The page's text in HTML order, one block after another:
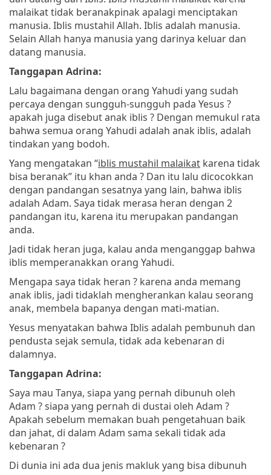
malaikat tidak beranakpinak apalagi menciptakan
manusia. Iblis mustahil Allah. Iblis adalah manusia.
Selain Allah hanya manusia yang darinya keluar dan
datang manusia.
Tanggapan Adrina:
Lalu bagaimana dengan orang Yahudi yang sudah
percaya dengan sungguh-sungguh pada Yesus ?
apakah juga disebut anak iblis ? Dengan memukul rata
bahwa semua orang Yahudi adalah anak iblis, adalah
tindakan yang bodoh.
Yang mengatakan “iblis mustahil malaikat karena tidak
bisa beranak” itu khan anda ? Dan itu lalu dicocokkan
dengan pandangan sesatnya yang lain, bahwa iblis
adalah Adam. Saya tidak merasa heran dengan 2
pandangan itu, karena itu merupakan pandangan
anda.
Jadi tidak heran juga, kalau anda menganggap bahwa
iblis memperanakkan orang Yahudi.
Mengapa saya tidak heran ? karena anda memang
anak iblis, jadi tidaklah mengherankan kalau seorang
anak, membela bapanya dengan mati-matian.
Yesus menyatakan bahwa Iblis adalah pembunuh dan
pendusta sejak semula, tidak ada kebenaran di
dalamnya.
Tanggapan Adrina:
Saya mau Tanya, siapa yang pernah dibunuh oleh
Adam ? siapa yang pernah di dustai oleh Adam ?
Apakah sebelum memakan buah pengetahuan baik
dan jahat, di dalam Adam sama sekali tidak ada
kebenaran ?
Di dunia ini ada dua jenis makluk yang bisa dibunuh